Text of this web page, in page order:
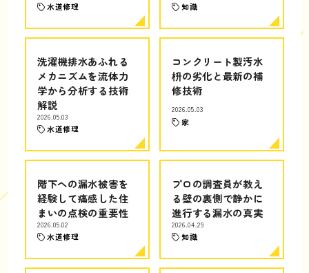
水道修理 知識
洗濯機排水あふれる
メカニズムを流体力
学から分析する技術
解説
2026.05.03
水道修理
コンクリート製汚水
枡の劣化と最新の補
修技術
2026.05.03
家
階下への漏水被害を
経験して痛感した住
まいの点検の重要性
2026.05.02
水道修理
プロの調査員が教え
る壁の裏側で静かに
進行する漏水の真実
2026.04.29
知識